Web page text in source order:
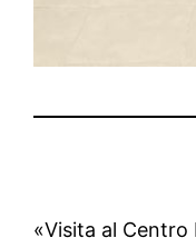
«Visita al Centro